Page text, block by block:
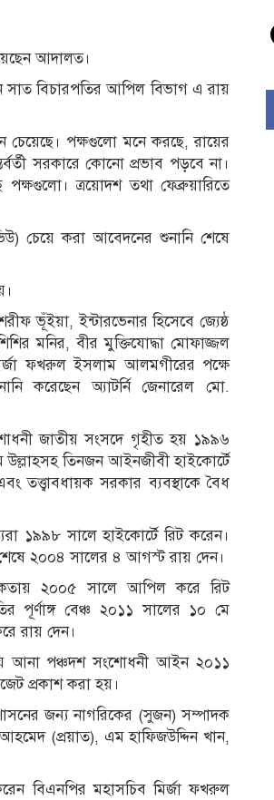
আদালত।
সাত বিচারপতির আপিল বিভাগ এ রায়
চেয়েছে। পক্ষগুলো মনে করছে, রায়ের
সরকারে কোনো প্রভাব পড়বে না।
পক্ষগুলো। ত্রয়োদশ তথা ফেব্রুয়ারিতে
চেয়ে করা আবেদনের শুনানি শেষে
ভূঁইয়া, ইন্টারভেনার হিসেবে জ্যেষ্ঠ
মনির, বীর মুক্তিযোদ্ধা মোফাজ্জল
ফখরুল ইসলাম আলমগীরের পক্ষে
করেছেন অ্যাটর্নি জেনারেল মো.
জাতীয় সংসদে গৃহীত হয় ১৯৯৬
তিনজন আইনজীবী হাইকোর্টে
সরকার ব্যবস্থাকে বৈধ
১৯৯৮ সালে হাইকোর্টে রিট করেন।
শেষে ২০০৪ সালের ৪ আগস্ট রায় দেন।
২০০৫ সালে আপিল করে রিট
পূর্ণাঙ্গ বেঞ্চ ২০১১ সালের ১০ মে
রায় দেন।
আনা পঞ্চদশ সংশোধনী আইন ২০১১
প্রকাশ করা হয়।
জন্য নাগরিকের (সুজন) সম্পাদক
(প্রয়াত), এম হাফিজউদ্দিন খান,
বিএনপির মহাসচিব মির্জা ফখরুল